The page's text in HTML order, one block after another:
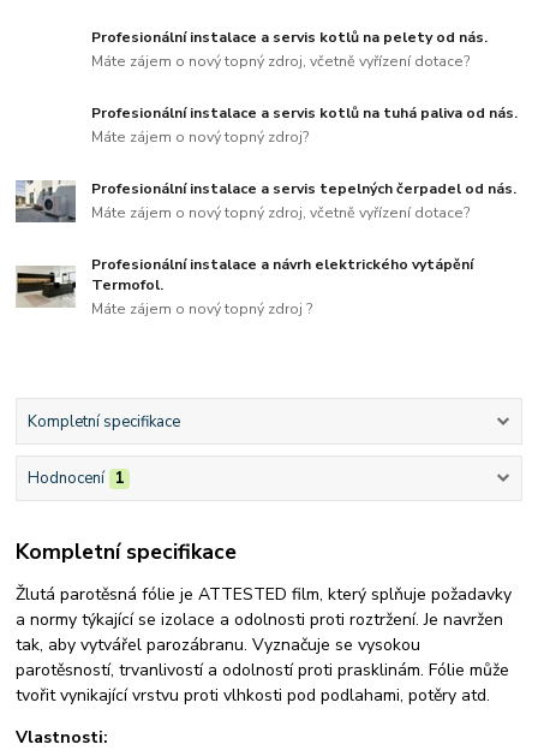
Profesionální instalace a servis kotlů na pelety od nás.
Máte zájem o nový topný zdroj, včetně vyřízení dotace?
Profesionální instalace a servis kotlů na tuhá paliva od nás.
Máte zájem o nový topný zdroj?
Profesionální instalace a servis tepelných čerpadel od nás.
Máte zájem o nový topný zdroj, včetně vyřízení dotace?
Profesionální instalace a návrh elektrického vytápění
Termofol.
Máte zájem o nový topný zdroj ?
Kompletní specifikace
Hodnocení 1
Kompletní specifikace
Žlutá parotěsná fólie je ATTESTED film, který splňuje požadavky
a normy týkající se izolace a odolnosti proti roztržení. Je navržen
tak, aby vytvářel parozábranu. Vyznačuje se vysokou
parotěsností, trvanlivostí a odolností proti prasklinám. Fólie může
tvořit vynikající vrstvu proti vlhkosti pod podlahami, potěry atd.
Vlastnosti: